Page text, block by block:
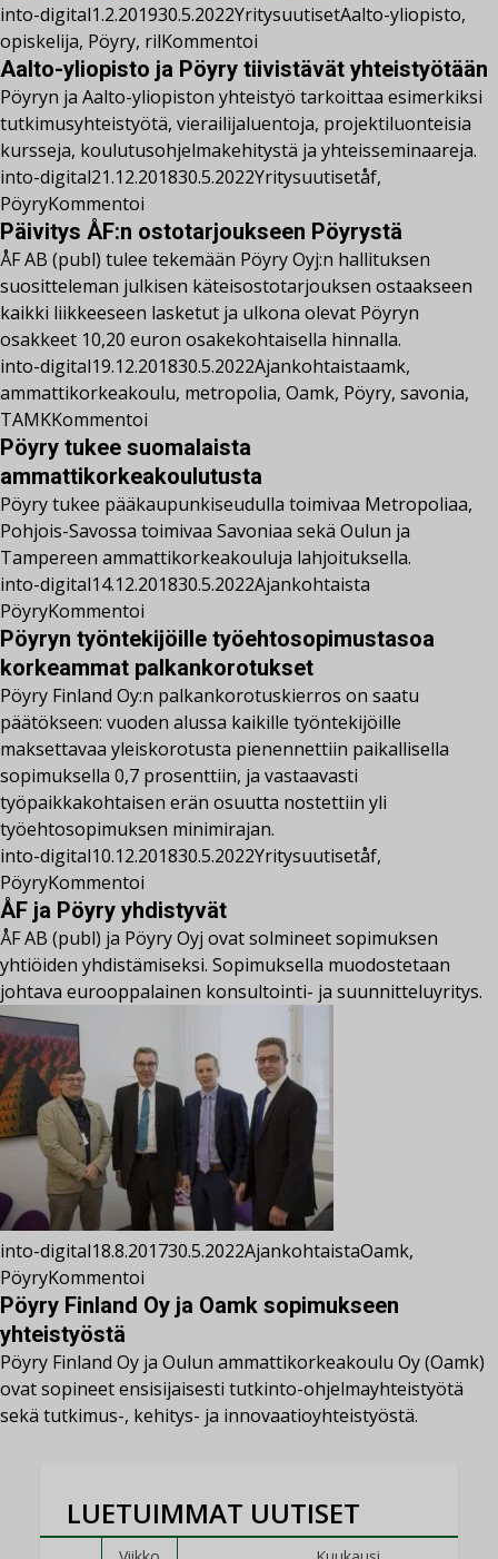
into-digital1.2.201930.5.2022YritysuutisetAalto-yliopisto,
opiskelija, Pöyry, rilKommentoi
Aalto-yliopisto ja Pöyry tiivistävät yhteistyötään
Pöyryn ja Aalto-yliopiston yhteistyö tarkoittaa esimerkiksi
tutkimusyhteistyötä, vierailijaluentoja, projektiluonteisia
kursseja, koulutusohjelmakehitystä ja yhteisseminaareja.
into-digital21.12.201830.5.2022Yritysuutisetåf,
PöyryKommentoi
Päivitys ÅF:n ostotarjoukseen Pöyrystä
ÅF AB (publ) tulee tekemään Pöyry Oyj:n hallituksen
suositteleman julkisen käteisostotarjouksen ostaakseen
kaikki liikkeeseen lasketut ja ulkona olevat Pöyryn
osakkeet 10,20 euron osakekohtaisella hinnalla.
into-digital19.12.201830.5.2022Ajankohtaistaamk,
ammattikorkeakoulu, metropolia, Oamk, Pöyry, savonia,
TAMKKommentoi
Pöyry tukee suomalaista
ammattikorkeakoulutusta
Pöyry tukee pääkaupunkiseudulla toimivaa Metropoliaa,
Pohjois-Savossa toimivaa Savoniaa sekä Oulun ja
Tampereen ammattikorkeakouluja lahjoituksella.
into-digital14.12.201830.5.2022Ajankohtaista
PöyryKommentoi
Pöyryn työntekijöille työehtosopimustasoa
korkeammat palkankorotukset
Pöyry Finland Oy:n palkankorotuskierros on saatu
päätökseen: vuoden alussa kaikille työntekijöille
maksettavaa yleiskorotusta pienennettiin paikallisella
sopimuksella 0,7 prosenttiin, ja vastaavasti
työpaikkakohtaisen erän osuutta nostettiin yli
työehtosopimuksen minimirajan.
into-digital10.12.201830.5.2022Yritysuutisetåf,
PöyryKommentoi
ÅF ja Pöyry yhdistyvät
ÅF AB (publ) ja Pöyry Oyj ovat solmineet sopimuksen
yhtiöiden yhdistämiseksi. Sopimuksella muodostetaan
johtava eurooppalainen konsultointi- ja suunnitteluyritys.
into-digital18.8.201730.5.2022AjankohtaistaOamk,
PöyryKommentoi
Pöyry Finland Oy ja Oamk sopimukseen
yhteistyöstä
Pöyry Finland Oy ja Oulun ammattikorkeakoulu Oy (Oamk)
ovat sopineet ensisijaisesti tutkinto-ohjelmayhteistyötä
sekä tutkimus-, kehitys- ja innovaatioyhteistyöstä.
LUETUIMMAT UUTISET